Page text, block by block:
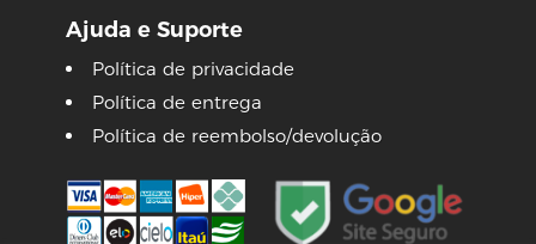
Ajuda e Suporte
Política de privacidade
Política de entrega
Política de reembolso/devolução